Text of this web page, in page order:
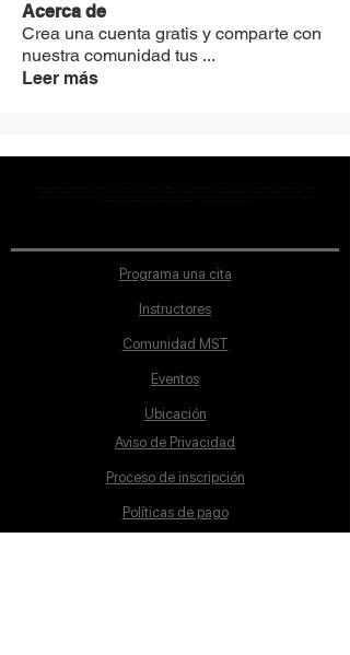
Acerca de
Crea una cuenta gratis y comparte con
nuestra comunidad tus ...
Leer más
Programa una cita
Instructores
Comunidad MST
Eventos
Ubicación
Aviso de Privacidad
Proceso de inscripción
Políticas de pago